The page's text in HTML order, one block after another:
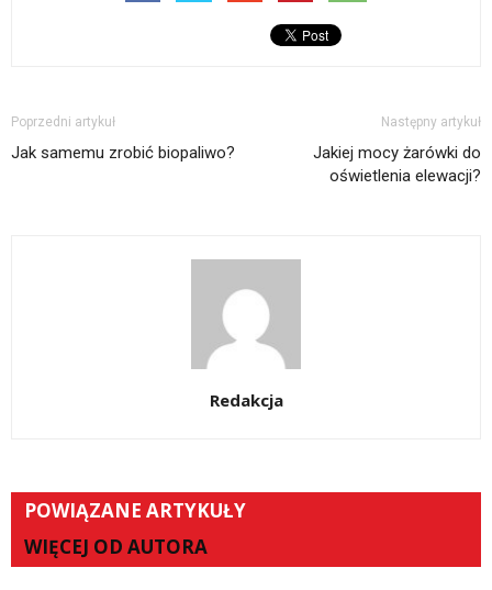
Poprzedni artykuł
Jak samemu zrobić biopaliwo?
Następny artykuł
Jakiej mocy żarówki do
oświetlenia elewacji?
Redakcja
POWIĄZANE ARTYKUŁY
WIĘCEJ OD AUTORA